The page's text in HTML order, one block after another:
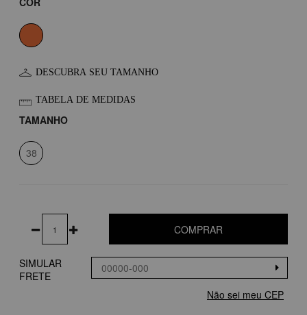
DESCUBRA SEU TAMANHO
TABELA DE MEDIDAS
TAMANHO
38
COMPRAR
SIMULAR
FRETE
Não sei meu CEP